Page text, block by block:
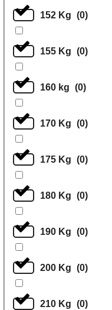
152 Kg (0)
155 Kg (0)
160 kg (0)
170 Kg (0)
175 Kg (0)
180 Kg (0)
190 Kg (0)
200 Kg (0)
210 Kg (0)